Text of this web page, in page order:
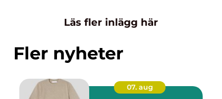
Läs fler inlägg här
Fler nyheter
07. aug